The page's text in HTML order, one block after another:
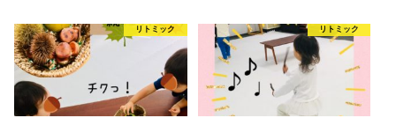
リトミック リトミック